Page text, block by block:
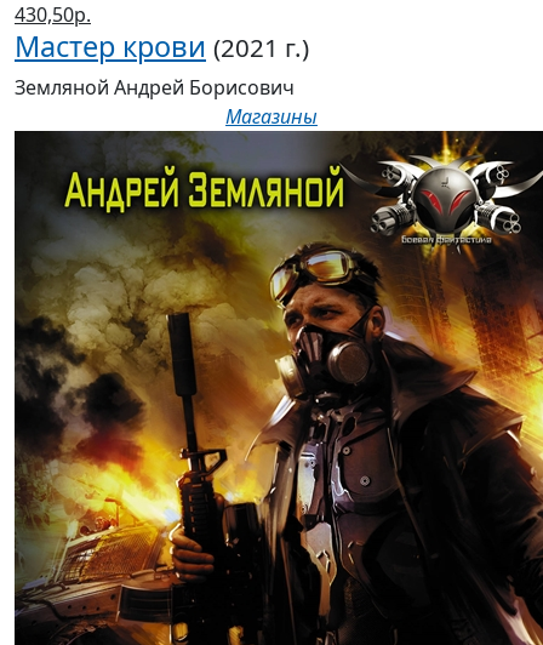
430,50р.
Мастер крови (2021 г.)
Земляной Андрей Борисович
Магазины